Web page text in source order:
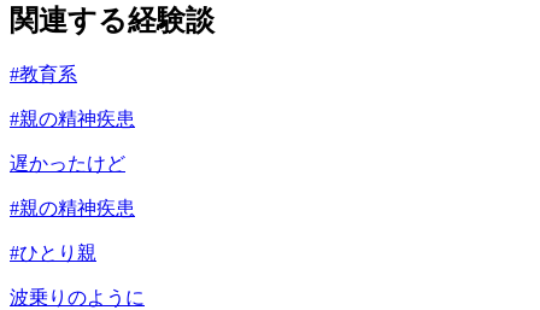
関連する経験談
#教育系
#親の精神疾患
遅かったけど
#親の精神疾患
#ひとり親
波乗りのように